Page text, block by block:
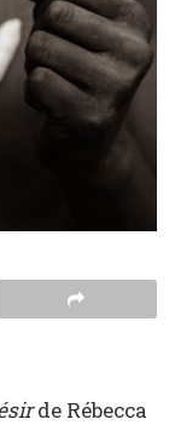
de Rébecca